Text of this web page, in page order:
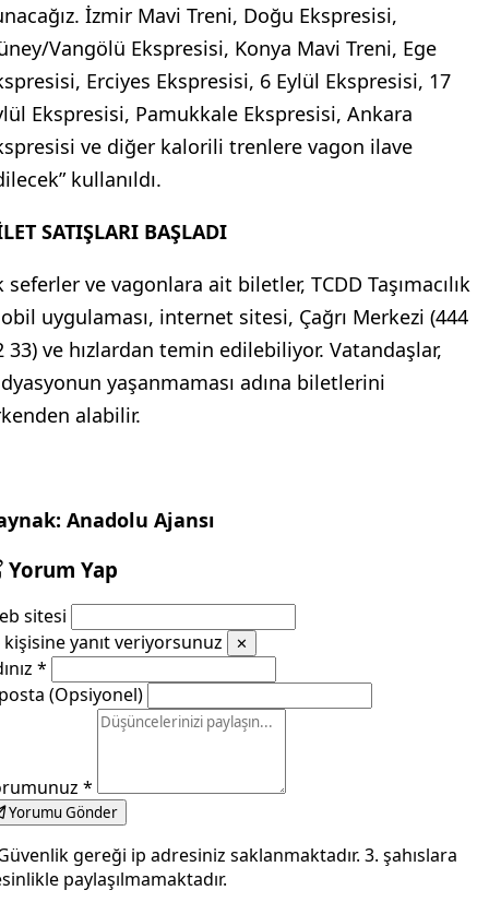
İzmir Mavi Treni, Doğu Ekspresisi,
Vangölü Ekspresisi, Konya Mavi Treni, Ege
Erciyes Ekspresisi, 6 Eylül Ekspresisi, 17
Ekspresisi, Pamukkale Ekspresisi, Ankara
ve diğer kalorili trenlere vagon ilave
kullanıldı.
SATIŞLARI BAŞLADI
seferler ve vagonlara ait biletler, TCDD Taşımacılık
uygulaması, internet sitesi, Çağrı Merkezi (444
33) ve hızlardan temin edilebiliyor. Vatandaşlar,
yaşanmaması adına biletlerini
alabilir.
Anadolu Ajansı
Yorum Yap
sitesi
kişisine yanıt veriyorsunuz
✕
*
(Opsiyonel)
*
Yorumu Gönder
gereği ip adresiniz saklanmaktadır. 3. şahıslara
paylaşılmamaktadır.